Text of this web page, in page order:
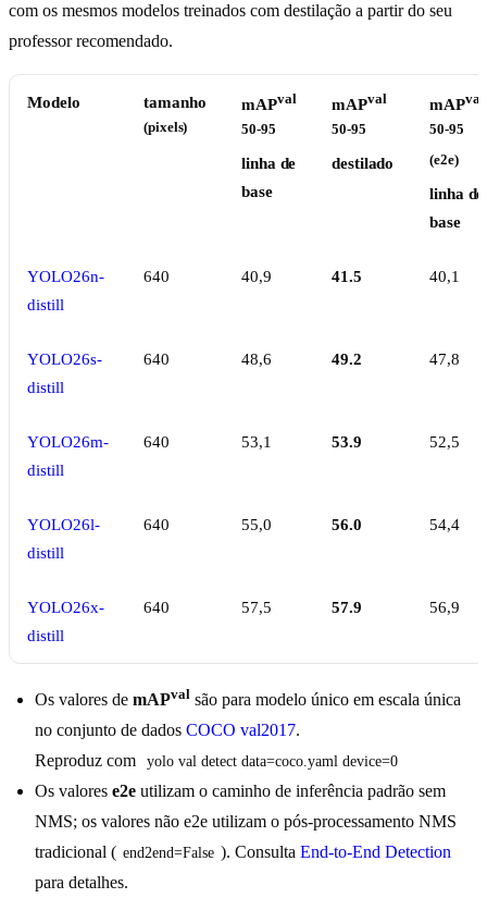
com os mesmos modelos treinados com destilação a partir do seu
professor recomendado.
Modelo tamanho
(pixels)
mAPval
50-95
linha de
base
mAPval
50-95
destilado
mAPval
50-95
(e2e)
linha de
base
YOLO26n-
distill
640 40,9 41.5 40,1
YOLO26s-
distill
640 48,6 49.2 47,8
YOLO26m-
distill
640 53,1 53.9 52,5
YOLO26l-
distill
640 55,0 56.0 54,4
YOLO26x-
distill
640 57,5 57.9 56,9
Os valores de mAPval são para modelo único em escala única
no conjunto de dados COCO val2017.
Reproduz com
yolo val detect data=coco.yaml device=0
Os valores e2e utilizam o caminho de inferência padrão sem
NMS; os valores não e2e utilizam o pós-processamento NMS
tradicional ( end2end=False ). Consulta End-to-End Detection
para detalhes.